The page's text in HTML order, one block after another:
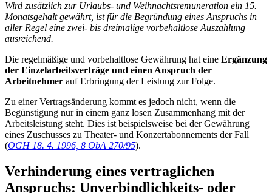
Wird zusätzlich zur Urlaubs- und Weihnachtsremuneration ein 15.
Monatsgehalt gewährt, ist für die Begründung eines Anspruchs in
aller Regel eine zwei- bis dreimalige vorbehaltlose Auszahlung
ausreichend.
Die regelmäßige und vorbehaltlose Gewährung hat eine Ergänzung
der Einzelarbeitsverträge und einen Anspruch der
Arbeitnehmer auf Erbringung der Leistung zur Folge.
Zu einer Vertragsänderung kommt es jedoch nicht, wenn die
Begünstigung nur in einem ganz losen Zusammenhang mit der
Arbeitsleistung steht. Dies ist beispielsweise bei der Gewährung
eines Zuschusses zu Theater- und Konzertabonnements der Fall
(OGH 18. 4. 1996, 8 ObA 270/95).
Verhinderung eines vertraglichen
Anspruchs: Unverbindlichkeits- oder